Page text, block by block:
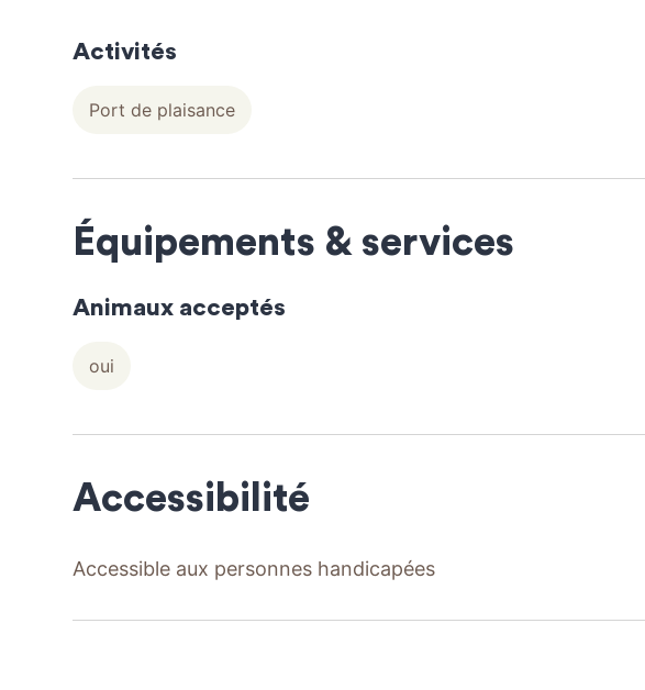
Activités
Port de plaisance
Équipements & services
Animaux acceptés
oui
Accessibilité
Accessible aux personnes handicapées